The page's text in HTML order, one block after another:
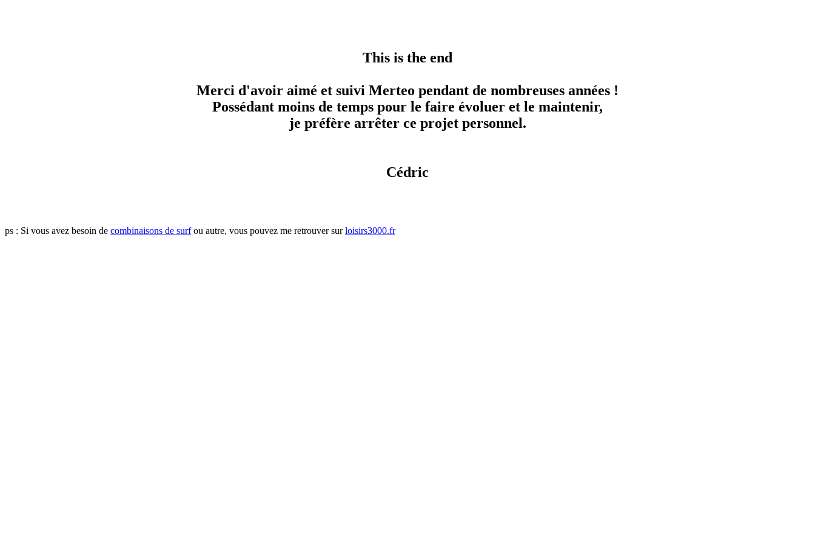
This is the end
Merci d'avoir aimé et suivi Merteo pendant de nombreuses années !
Possédant moins de temps pour le faire évoluer et le maintenir,
je préfère arrêter ce projet personnel.
Cédric
ps : Si vous avez besoin de combinaisons de surfou autre, vous pouvez me retrouver surloisirs3000.fr